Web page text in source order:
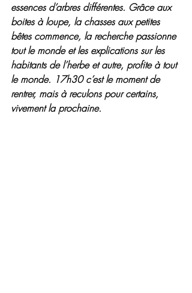
essences d’arbres différentes. Grâce aux
boites à loupe, la chasses aux petites
bêtes commence, la recherche passionne
tout le monde et les explications sur les
habitants de l’herbe et autre, profite à tout
le monde. 17h30 c’est le moment de
rentrer, mais à reculons pour certains,
vivement la prochaine.